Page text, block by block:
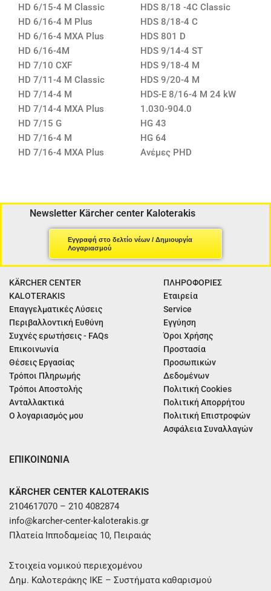
HD 6/15-4 M Classic
HD 6/16-4 M Plus
HD 6/16-4 MXA Plus
HD 6/16-4M
HD 7/10 CXF
HD 7/11-4 M Classic
HD 7/14-4 M
HD 7/14-4 MXA Plus
HD 7/15 G
HD 7/16-4 M
HD 7/16-4 MXA Plus
HDS 8/18 -4C Classic
HDS 8/18-4 C
HDS 801 D
HDS 9/14-4 ST
HDS 9/18-4 M
HDS 9/20-4 M
HDS-E 8/16-4 M 24 kW
1.030-904.0
HG 43
HG 64
Ανέμες PHD
Newsletter Kärcher center Kaloterakis
Εγγραφή στο δελτίο νέων / Δημιουργία
Λογαριασμού
KÄRCHER CENTER
KALOTERAKIS
Επαγγελματικές Λύσεις
Περιβαλλοντική Ευθύνη
Συχνές ερωτήσεις - FAQs
Επικοινωνία
Θέσεις Εργασίας
Τρόποι Πληρωμής
Τρόποι Αποστολής
Ανταλλακτικά
Ο λογαριασμός μου
ΠΛΗΡΟΦΟΡΙΕΣ
Εταιρεία
Service
Εγγύηση
Όροι Χρήσης
Προστασία
Προσωπικών
Δεδομένων
Πολιτική Cookies
Πολιτική Απορρήτου
Πολιτική Επιστροφών
Ασφάλεια Συναλλαγών
ΕΠΙΚΟΙΝΩΝΙΑ
KÄRCHER CENTER KALOTERAKIS
2104617070 – 210 4082874
info@karcher-center-kaloterakis.gr
Πλατεία Ιπποδαμείας 10, Πειραιάς
Στοιχεία νομικού περιεχομένου
Δημ. Καλοτεράκης ΙΚΕ – Συστήματα καθαρισμού